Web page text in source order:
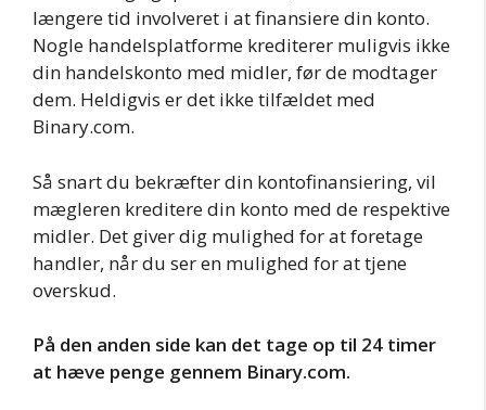
længere tid involveret i at finansiere din konto.
Nogle handelsplatforme krediterer muligvis ikke
din handelskonto med midler, før de modtager
dem. Heldigvis er det ikke tilfældet med
Binary.com.
Så snart du bekræfter din kontofinansiering, vil
mægleren kreditere din konto med de respektive
midler. Det giver dig mulighed for at foretage
handler, når du ser en mulighed for at tjene
overskud.
På den anden side kan det tage op til 24 timer
at hæve penge gennem Binary.com.